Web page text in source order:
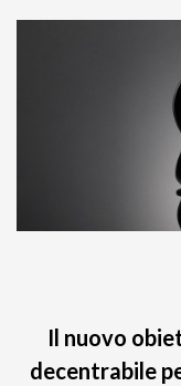
Il nuovo
decentrabile